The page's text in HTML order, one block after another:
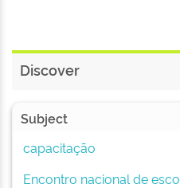
Discover
Subject
capacitação
Encontro nacional de